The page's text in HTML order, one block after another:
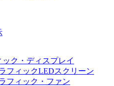
ク・ディスプレイ
フィックLEDスクリーン
フィック・ファン